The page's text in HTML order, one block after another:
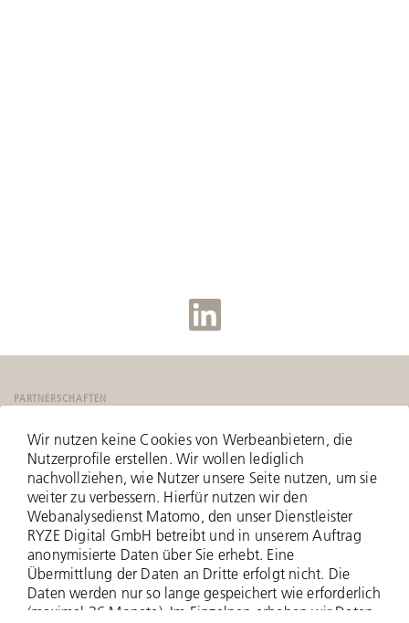
PARTNERSCHAFTEN
Wir nutzen keine Cookies von Werbeanbietern, die
Nutzerprofile erstellen. Wir wollen lediglich
nachvollziehen, wie Nutzer unsere Seite nutzen, um sie
weiter zu verbessern. Hierfür nutzen wir den
Webanalysedienst Matomo, den unser Dienstleister
RYZE Digital GmbH betreibt und in unserem Auftrag
anonymisierte Daten über Sie erhebt. Eine
Übermittlung der Daten an Dritte erfolgt nicht. Die
Daten werden nur so lange gespeichert wie erforderlich
(maximal 36 Monate). Im Einzelnen erheben wir Daten